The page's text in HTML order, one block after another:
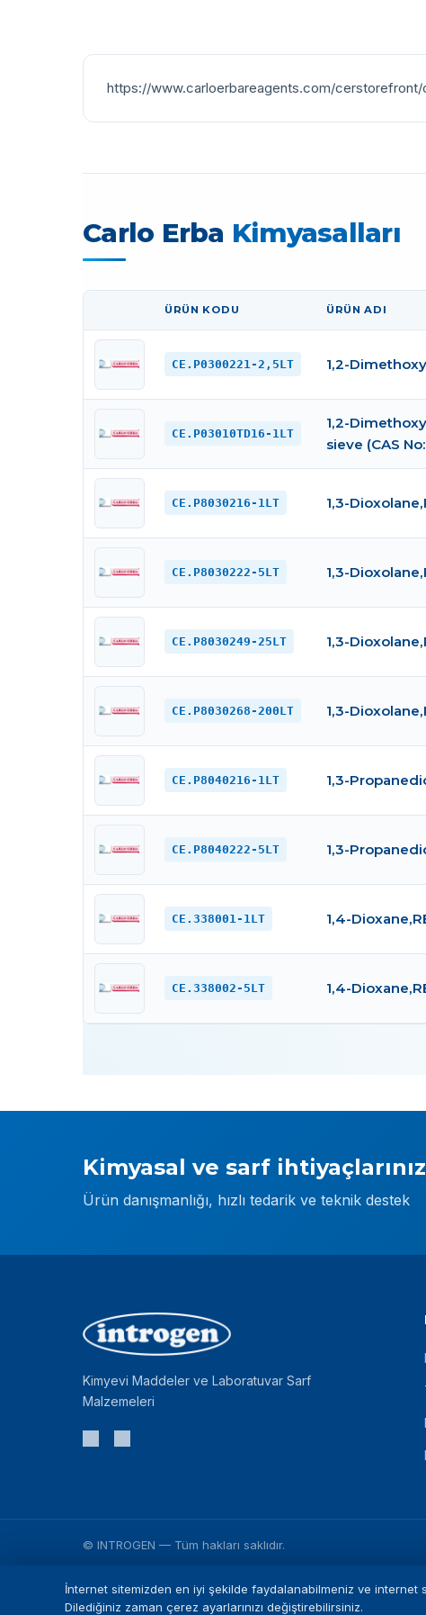
https://www.carloerbareagents.com/
Carlo Erba Kimyasalları
ÜRÜN KODU ÜRÜN ADI
CE.P0300221-2,5LT 1,2-
CE.P03010TD16-1LT
1,2-
sieve (CAS
CE.P8030216-1LT 1,3-
CE.P8030222-5LT 1,3-
CE.P8030249-25LT 1,3-
CE.P8030268-200LT 1,3-
CE.P8040216-1LT 1,3-
CE.P8040222-5LT 1,3-
CE.338001-1LT 1,4-
CE.338002-5LT 1,4-
Kimyasal ve sarf
Ürün danışmanlığı, hızlı tedarik ve teknik destek
Kimyevi Maddeler ve Laboratuvar Sarf
Malzemeleri
© INTROGEN — Tüm hakları saklıdır.
İnternet sitemizden en iyi şekilde faydalanabilmeniz ve internet
Dilediğiniz zaman çerez ayarlarınızı değiştirebilirsiniz.